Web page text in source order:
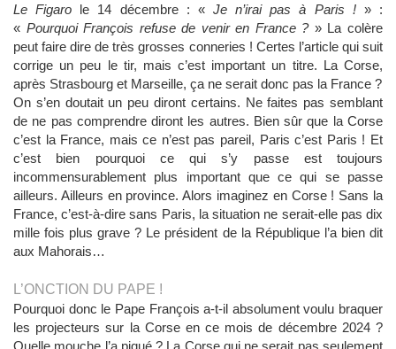
Le Figaro le 14 décembre : «Je n’irai pas à Paris !» :
« Pourquoi François refuse de venir en France ? » La colère
peut faire dire de très grosses conneries ! Certes l’article qui suit
corrige un peu le tir, mais c’est important un titre. La Corse,
après Strasbourg et Marseille, ça ne serait donc pas la France ?
On s’en doutait un peu diront certains. Ne faites pas semblant
de ne pas comprendre diront les autres. Bien sûr que la Corse
c’est la France, mais ce n’est pas pareil, Paris c’est Paris ! Et
c’est bien pourquoi ce qui s’y passe est toujours
incommensurablement plus important que ce qui se passe
ailleurs. Ailleurs en province. Alors imaginez en Corse ! Sans la
France, c’est-à-dire sans Paris, la situation ne serait-elle pas dix
mille fois plus grave ? Le président de la République l’a bien dit
aux Mahorais…
L’ONCTION DU PAPE !
Pourquoi donc le Pape François a-t-il absolument voulu braquer
les projecteurs sur la Corse en ce mois de décembre 2024 ?
Quelle mouche l’a piqué ? La Corse qui ne serait pas seulement